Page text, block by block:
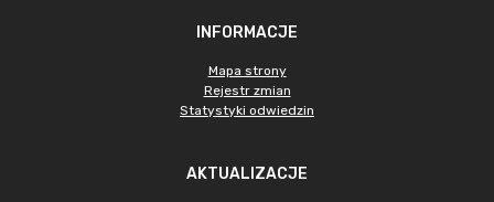
INFORMACJE
Mapa strony
Rejestr zmian
Statystyki odwiedzin
AKTUALIZACJE